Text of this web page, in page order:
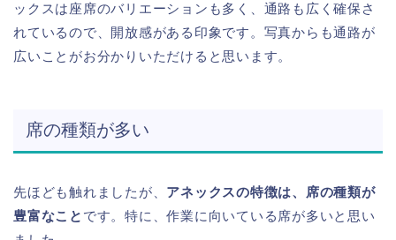
ックスは座席のバリエーションも多く、通路も広く確保さ
れているので、開放感がある印象です。写真からも通路が
広いことがお分かりいただけると思います。
席の種類が多い
先ほども触れましたが、 アネックスの特徴は、席の種類が
豊富なこと です。特に、作業に向いている席が多いと思い